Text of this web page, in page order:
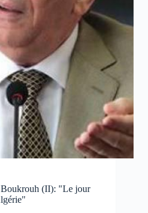
Boukrouh (II): "Le jour